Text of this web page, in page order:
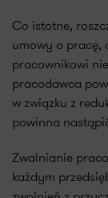
Co istotne,
umowy o pracę,
pracownikowi
pracodawca
w związku z
powinna
Zwalnianie
każdym